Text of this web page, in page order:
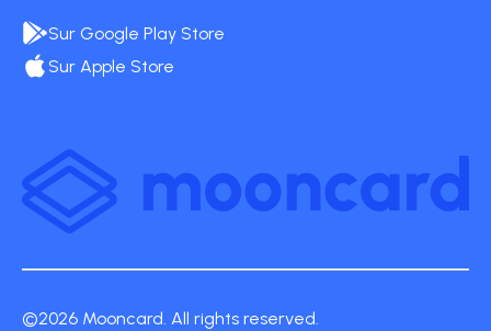
Sur Google Play Store
Sur Apple Store
©2026 Mooncard. All rights reserved.